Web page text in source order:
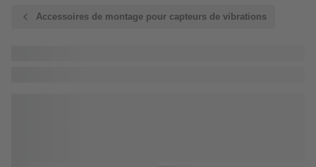
Accessoires de montage pour capteurs de vibrations